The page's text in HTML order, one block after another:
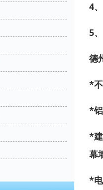
4、
5、
德
*
*
*
幕
*